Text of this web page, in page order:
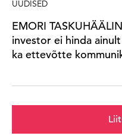
UUDISED
EMORI
investor ei hinda
ka ettevõtte